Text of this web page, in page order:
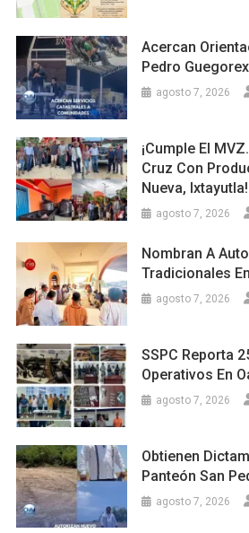
Acercan
Pedro
agosto 7, 2026
¡Cumple El
Cruz Con
Nueva, Ixtayutla!
agosto 7, 2026
Nombran A
Tradicionales
agosto 7, 2026
SSPC Reporta
Operativos En
agosto 7, 2026
Obtienen
Panteón San
agosto 7, 2026